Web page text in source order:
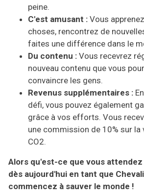
peine.
C'est amusant : Vous
choses, rencontrez de
faites une différence dans le
Du contenu : Vous recevrez
nouveau contenu que vous
convaincre les gens.
Revenus supplémentaires :
défi, vous pouvez également
grâce à vos efforts. Vous
une commission de 10% sur la
CO2.
Alors qu'est-ce que vous
dès aujourd'hui en tant que
commencez à sauver le monde !